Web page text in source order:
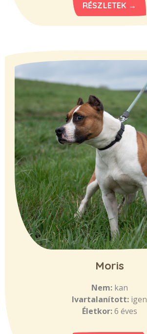
RÉSZLETEK →
Moris
Nem:kan
Ivartalanított: igen
Életkor:6 éves